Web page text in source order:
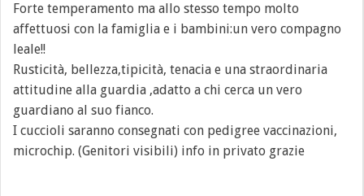
Forte temperamento ma allo stesso tempo molto
affettuosi con la famiglia e i bambini:un vero compagno
leale!!
Rusticità, bellezza,tipicità, tenacia e una straordinaria
attitudine alla guardia ,adatto a chi cerca un vero
guardiano al suo fianco.
I cuccioli saranno consegnati con pedigree vaccinazioni,
microchip. (Genitori visibili) info in privato grazie